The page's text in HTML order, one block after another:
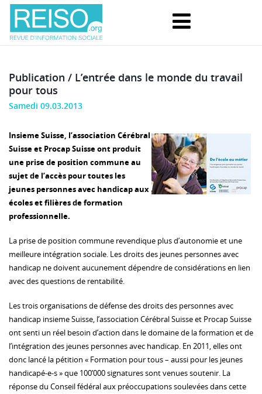
Publication / L’entrée dans le monde du travail
pour tous
Samedi 09.03.2013
Insieme Suisse, l’association Cérébral
Suisse et Procap Suisse ont produit
une prise de position commune au
sujet de l’accès pour toutes les
jeunes personnes avec handicap aux
écoles et filières de formation
professionnelle.
La prise de position commune revendique plus d’autonomie et une
meilleure intégration sociale. Les droits des jeunes personnes avec
handicap ne doivent aucunement dépendre de considérations en lien
avec des questions de rentabilité.
Les trois organisations de défense des droits des personnes avec
handicap insieme Suisse, l’association Cérébral Suisse et Procap Suisse
ont senti un réel besoin d’action dans le domaine de la formation et de
l’intégration des jeunes personnes avec handicap. En 2011, elles ont
donc lancé la pétition « Formation pour tous – aussi pour les jeunes
handicapé-e-s » que 100’000 signatures sont venues soutenir. La
réponse du Conseil fédéral aux préoccupations soulevées dans cette